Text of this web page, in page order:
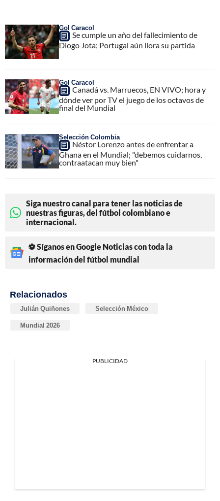
Gol Caracol
Se cumple un año del fallecimiento de
Diogo Jota; Portugal aún llora su partida
Gol Caracol
Canadá vs. Marruecos, EN VIVO; hora y
dónde ver por TV el juego de los octavos de
final del Mundial
Selección Colombia
Néstor Lorenzo antes de enfrentar a
Ghana en el Mundial; "debemos cuidarnos,
contraatacan muy bien"
Siga nuestro canal para tener las noticias de
nuestras figuras, del fútbol colombiano e
internacional.
⚽ Síganos en Google Noticias con toda la
información del fútbol mundial
Relacionados
Julián Quiñones Selección México
Mundial 2026
PUBLICIDAD